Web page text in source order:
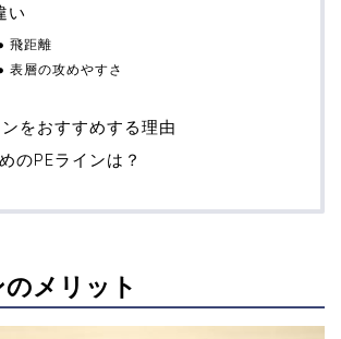
い
飛距離
表層の攻めやすさ
をおすすめする理由
のPEラインは？
メリット